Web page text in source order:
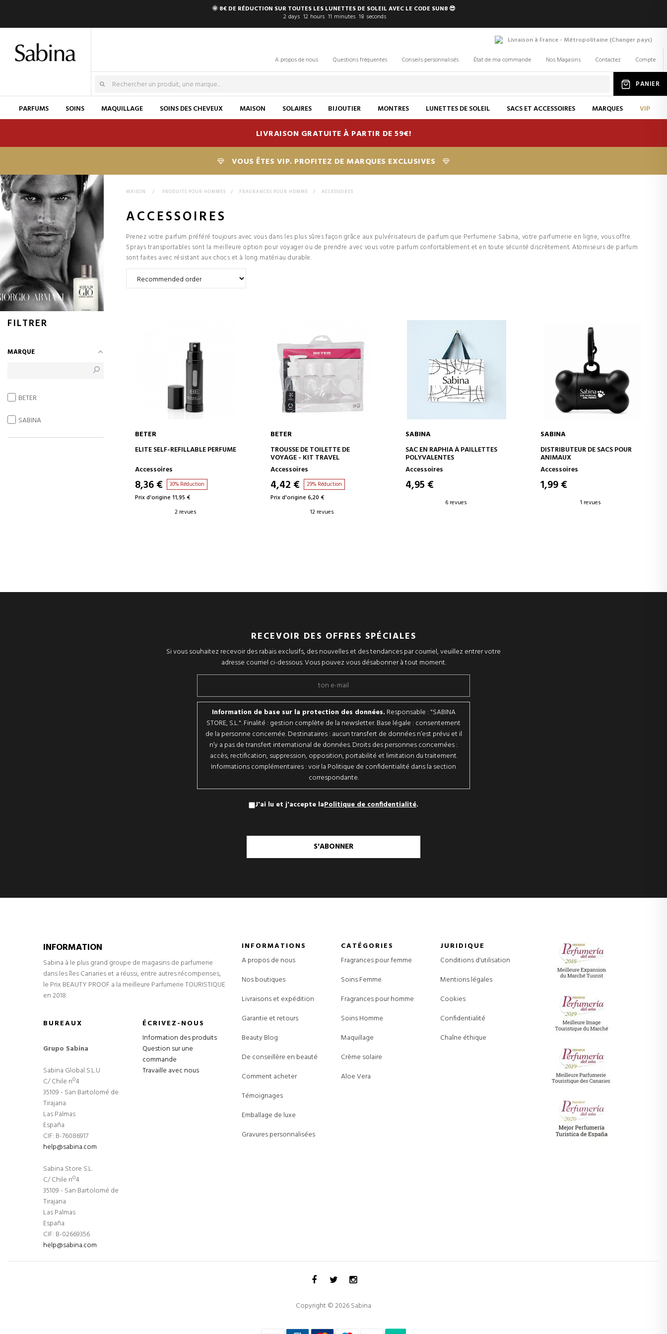
🌞 8€ DE RÉDUCTION SUR TOUTES LES LUNETTES DE SOLEIL AVEC LE CODE SUN8 😎
2 days 12 hours 11 minutes 18 seconds
Livraison à France - Métropolitaine (Changer pays)
A propos de nous
Questions fréquentes Conseils personnalisés État de ma commande Nos Magasins Contactez Compte
PANIER
PARFUMS SOINS MAQUILLAGE SOINS DES CHEVEUX MAISON SOLAIRES BIJOUTIER MONTRES LUNETTES DE SOLEIL SACS ET ACCESSOIRES MARQUES VIP
LIVRAISON GRATUITE À PARTIR DE 59€!
VOUS ÊTES VIP. PROFITEZ DE MARQUES EXCLUSIVES
MAISON > PRODUITS POUR HOMMES > FRAGRANCES POUR HOMME > ACCESSOIRES
ACCESSOIRES
Prenez votre parfum préféré toujours avec vous dans les plus sûres façon grâce aux pulvérisateurs de parfum que Perfumerie Sabina, votre parfumerie en ligne, vous offre.
Sprays transportables sont la meilleure option pour voyager ou de prendre avec vous votre parfum confortablement et en toute sécurité discrètement. Atomiseurs de parfum
sont faites avec résistant aux chocs et à long matériau durable.
AJOUTER AU PANIER
BETER
ELITE SELF-REFILLABLE PERFUME
Accessoires
8,36 € 30% Réduction
Prix d'origine 11,95 €
2 revues
AJOUTER AU PANIER
BETER
TROUSSE DE TOILETTE DE
VOYAGE - KIT TRAVEL
Accessoires
4,42 € 29% Réduction
Prix d'origine 6,20 €
12 revues
AJOUTER AU PANIER
SABINA
SAC EN RAPHIA À PAILLETTES
POLYVALENTES
Accessoires
4,95 €
6 revues
AJOUTER AU PANIER
SABINA
DISTRIBUTEUR DE SACS POUR
ANIMAUX
Accessoires
1,99 €
1 revues
FILTRER
MARQUE
BETER
SABINA
RECEVOIR DES OFFRES SPÉCIALES
Si vous souhaitez recevoir des rabais exclusifs, des nouvelles et des tendances par courriel, veuillez entrer votre
adresse courriel ci-dessous. Vous pouvez vous désabonner à tout moment.
Information de base sur la protection des données. Responsable : "SABINA
STORE, S.L.". Finalité : gestion complète de la newsletter. Base légale : consentement
de la personne concernée. Destinataires : aucun transfert de données n’est prévu et il
n’y a pas de transfert international de données. Droits des personnes concernées :
accès, rectification, suppression, opposition, portabilité et limitation du traitement.
Informations complémentaires : voir la Politique de confidentialité dans la section
correspondante.
J'ai lu et j'accepte laPolitique de confidentialité.
S'ABONNER
INFORMATION
Sabina à le plus grand groupe de magasins de parfumerie
dans les îles Canaries et a réussi, entre autres récompenses,
le Prix BEAUTY PROOF a la meilleure Parfumerie TOURISTIQUE
en 2018.
BUREAUX
Grupo Sabina
Sabina Global S.L.U
C/ Chile nº4
35109 - San Bartolomé de
Tirajana
Las Palmas
España
CIF: B-76086917
help@sabina.com
Sabina Store S.L.
C/ Chile nº4
35109 - San Bartolomé de
Tirajana
Las Palmas
España
CIF: B-02669356
help@sabina.com
ÉCRIVEZ-NOUS
Information des produits
Question sur une
commande
Travaille avec nous
INFORMATIONS
A propos de nous
Nos boutiques
Livraisons et expédition
Garantie et retours
Beauty Blog
De conseillère en beauté
Comment acheter
Témoignages
Emballage de luxe
Gravures personnalisées
CATÉGORIES
Fragrances pour femme
Soins Femme
Fragrances pour homme
Soins Homme
Maquillage
Crème solaire
Aloe Vera
JURIDIQUE
Conditions d'utilisation
Mentions légales
Cookies
Confidentialité
Chaîne éthique
Copyright © 2026 Sabina